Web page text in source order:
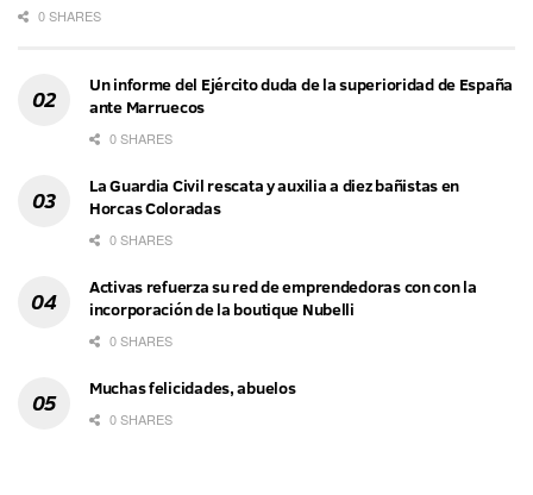
0 SHARES
Un informe del Ejército duda de la superioridad de España
ante Marruecos
0 SHARES
La Guardia Civil rescata y auxilia a diez bañistas en
Horcas Coloradas
0 SHARES
Activas refuerza su red de emprendedoras con con la
incorporación de la boutique Nubelli
0 SHARES
Muchas felicidades, abuelos
0 SHARES